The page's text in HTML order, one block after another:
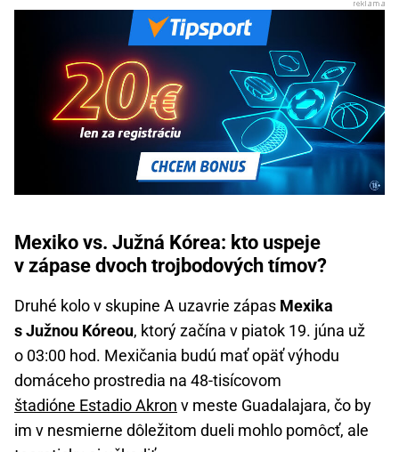
Mexiko vs. Južná Kórea: kto uspeje
v zápase dvoch trojbodových tímov?
Druhé kolo v skupine A uzavrie zápas Mexika
s Južnou Kóreou, ktorý začína v piatok 19. júna už
o 03:00 hod. Mexičania budú mať opäť výhodu
domáceho prostredia na 48-tisícovom
štadióne Estadio Akron v meste Guadalajara, čo by
im v nesmierne dôležitom dueli mohlo pomôcť, ale